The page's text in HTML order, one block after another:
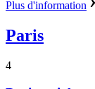
Plus d'information
Paris
4